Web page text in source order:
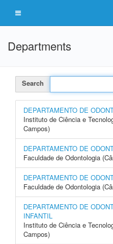
Departments
Search
DEPARTAMENTO DE
Instituto de Ciência e
Campos)
DEPARTAMENTO DE
Faculdade de Odontologia
DEPARTAMENTO DE
Faculdade de Odontologia
DEPARTAMENTO DE
INFANTIL
Instituto de Ciência e
Campos)